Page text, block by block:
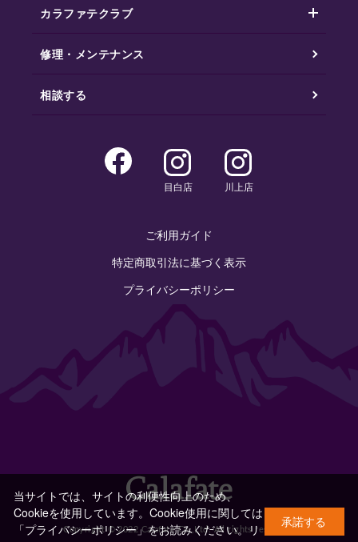
カラファテクラブ
修理・メンテナンス
相談する
目白店 川上店
ご利用ガイド
特定商取引法に基づく表示
プライバシーポリシー
Copyright © 2022 Calafate Co.,Ltd. All rights reserved.
当サイトでは、サイトの利便性向上のため、
Cookieを使用しています。Cookie使用に関しては
「プライバシーポリシー」をお読みください。リ
承諾する